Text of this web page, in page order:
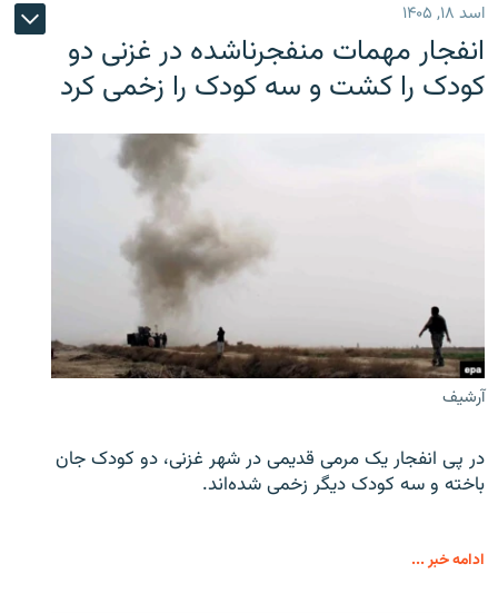
اسد ۱۸, ۱۴۰۵
انفجار مهمات منفجرناشده در غزنی دو
کودک را کشت و سه کودک را زخمی کرد
آرشیف
در پی انفجار یک مرمی قدیمی در شهر غزنی، دو کودک جان
باخته و سه کودک دیگر زخمی شده‌اند.
ادامه خبر ...